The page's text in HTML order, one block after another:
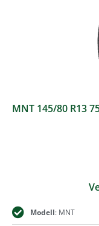
MNT 145/80 R13
Modell: MNT